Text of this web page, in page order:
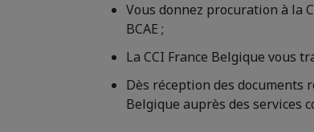
Vous donnez procuration à la
BCAE ;
La CCI France Belgique vous
Dès réception des documents
Belgique auprès des services